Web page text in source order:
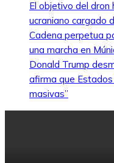
El objetivo del dron
ucraniano cargado
Cadena perpetua
una marcha en
Donald Trump
afirma que Estados
masivas”